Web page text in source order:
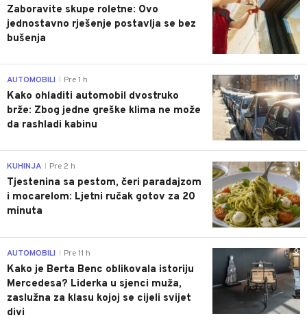
Zaboravite skupe roletne: Ovo
jednostavno rješenje postavlja se bez
bušenja
0
AUTOMOBILI Pre 1 h
Kako ohladiti automobil dvostruko
brže: Zbog jedne greške klima ne može
da rashladi kabinu
0
KUHINJA Pre 2 h
Tjestenina sa pestom, čeri paradajzom
i mocarelom: Ljetni ručak gotov za 20
minuta
0
AUTOMOBILI Pre 11 h
Kako je Berta Benc oblikovala istoriju
Mercedesa? Liderka u sjenci muža,
zaslužna za klasu kojoj se cijeli svijet
divi